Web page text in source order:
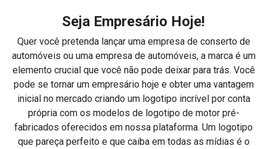
Seja Empresário Hoje!
Quer você pretenda lançar uma empresa de conserto de
automóveis ou uma empresa de automóveis, a marca é um
elemento crucial que você não pode deixar para trás. Você
pode se tornar um empresário hoje e obter uma vantagem
inicial no mercado criando um logotipo incrível por conta
própria com os modelos de logotipo de motor pré-
fabricados oferecidos em nossa plataforma. Um logotipo
que pareça perfeito e que caiba em todas as mídias é o